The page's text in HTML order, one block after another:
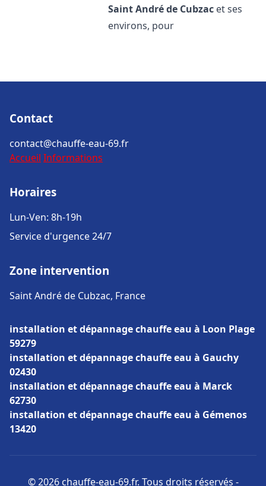
Saint André de Cubzac et ses
environs, pour
Contact
contact@chauffe-eau-69.fr
Accueil Informations
Horaires
Lun-Ven: 8h-19h
Service d'urgence 24/7
Zone intervention
Saint André de Cubzac, France
installation et dépannage chauffe eau à Loon Plage
59279
installation et dépannage chauffe eau à Gauchy
02430
installation et dépannage chauffe eau à Marck
62730
installation et dépannage chauffe eau à Gémenos
13420
© 2026 chauffe-eau-69.fr. Tous droits réservés -